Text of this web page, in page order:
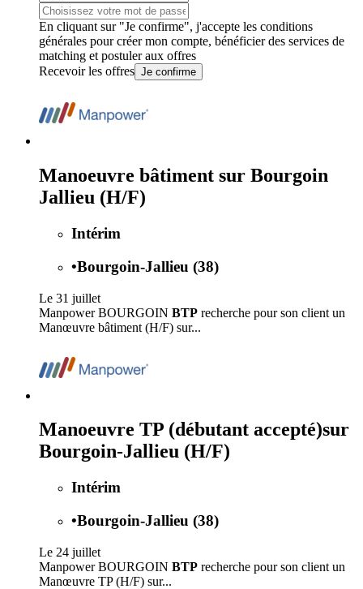
En cliquant sur "Je confirme", j'accepte les conditions
générales pour créer mon compte, bénéficier des services de
matching et postuler aux offres
Recevoir les offres Je confirme
Manoeuvre bâtiment sur Bourgoin
Jallieu (H/F)
Intérim
•Bourgoin-Jallieu (38)
Le 31 juillet
Manpower BOURGOIN BTP recherche pour son client un
Manœuvre bâtiment (H/F) sur...
Manoeuvre TP (débutant accepté)sur
Bourgoin-Jallieu (H/F)
Intérim
•Bourgoin-Jallieu (38)
Le 24 juillet
Manpower BOURGOIN BTP recherche pour son client un
Manœuvre TP (H/F) sur...